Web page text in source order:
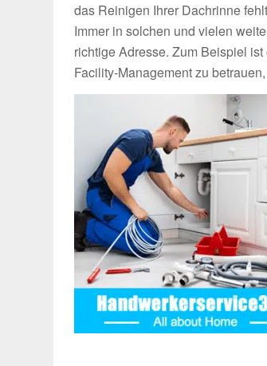
das Reinigen Ihrer Dachrinne
Immer in solchen und vielen
richtige Adresse. Zum Beispiel
Facility-Management zu